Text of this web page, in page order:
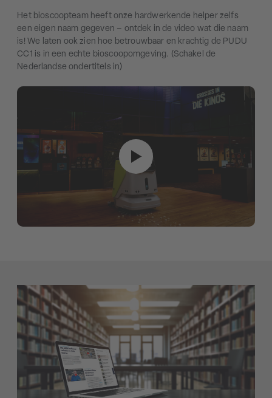
Het bioscoopteam heeft onze hardwerkende helper zelfs
een eigen naam gegeven – ontdek in de video wat die naam
is! We laten ook zien hoe betrouwbaar en krachtig de PUDU
CC1 is in een echte bioscoopomgeving. (Schakel de
Nederlandse ondertitels in)